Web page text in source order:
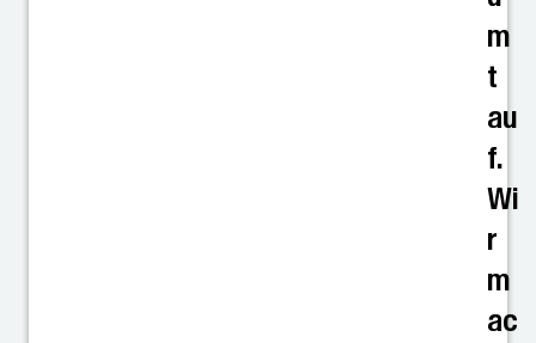
m
t
au
f.
Wi
r
m
ac